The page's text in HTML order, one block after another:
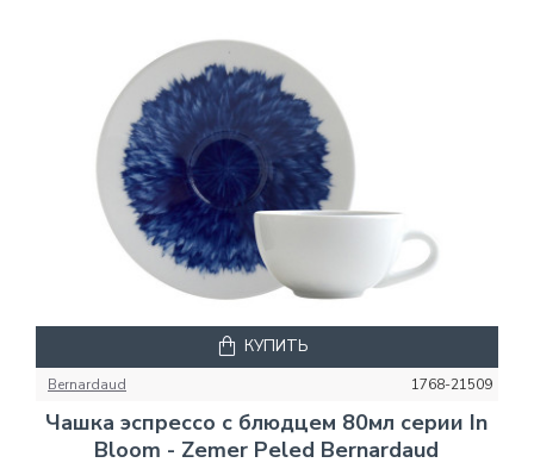
Bernardaud 1768-21509
Чашка эспрессо с блюдцем 80мл серии In
Bloom - Zemer Peled Bernardaud
КУПИТЬ